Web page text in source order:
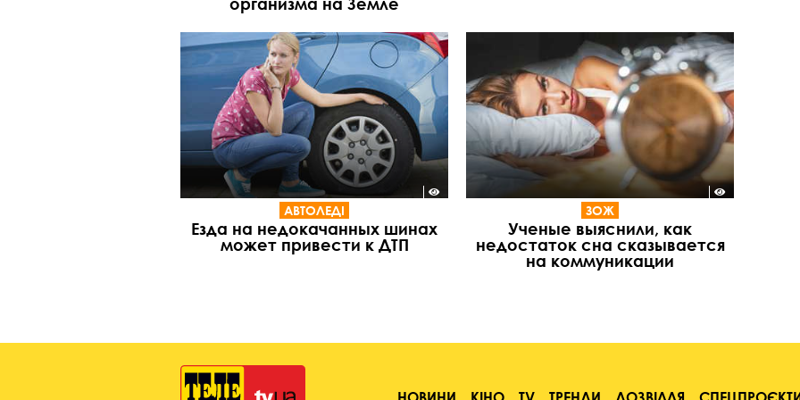
АВТОЛЕДІ
Езда на недокачанных шинах
может привести к ДТП
ЗОЖ
Ученые выяснили, как
недостаток сна сказывается
на коммуникации